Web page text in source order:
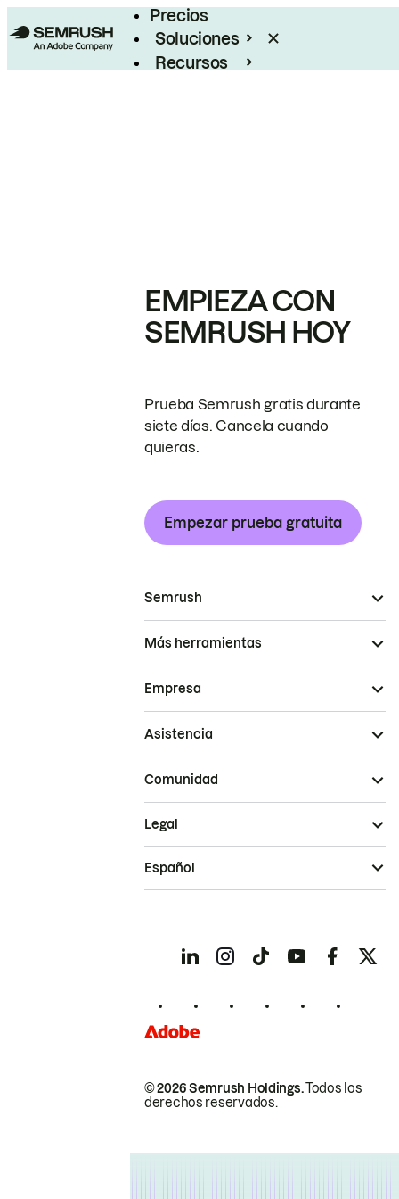
Precios
Soluciones
Recursos
EMPIEZA CON
SEMRUSH HOY
Prueba Semrush gratis durante
siete días. Cancela cuando
quieras.
Empezar prueba gratuita
Semrush
Más herramientas
Empresa
Asistencia
Comunidad
© 2026 Semrush Holdings.Todos los
derechos reservados.
Legal
Español